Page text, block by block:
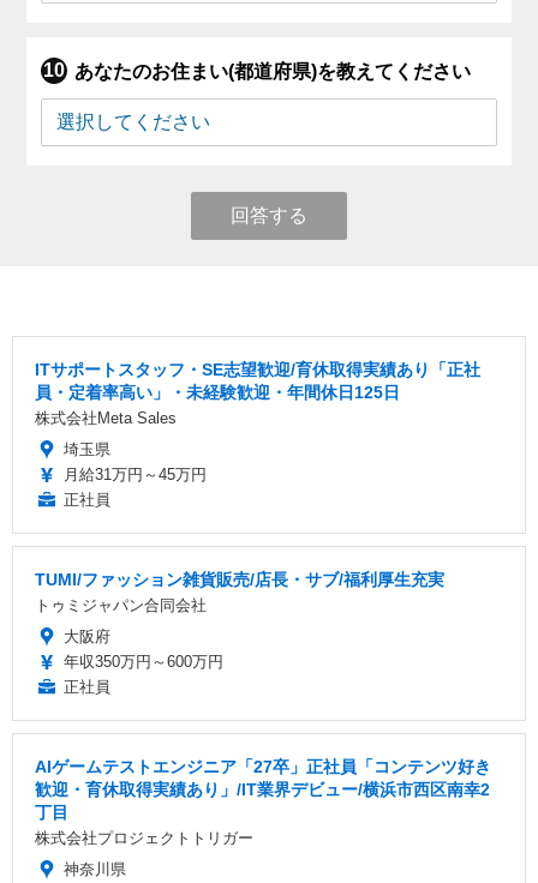
あなたのお住まい(都道府県)を教えてください
回答する
ITサポートスタッフ・SE志望歓迎/育休取得実績あり「正社
員・定着率高い」・未経験歓迎・年間休日125日
株式会社Meta Sales
埼玉県
月給31万円～45万円
正社員
TUMI/ファッション雑貨販売/店長・サブ/福利厚生充実
トゥミジャパン合同会社
大阪府
年収350万円～600万円
正社員
AIゲームテストエンジニア「27卒」正社員「コンテンツ好き
歓迎・育休取得実績あり」/IT業界デビュー/横浜市西区南幸2
丁目
株式会社プロジェクトトリガー
神奈川県